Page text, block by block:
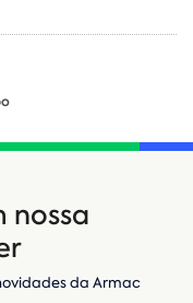
nossa
da Armac
seminovos